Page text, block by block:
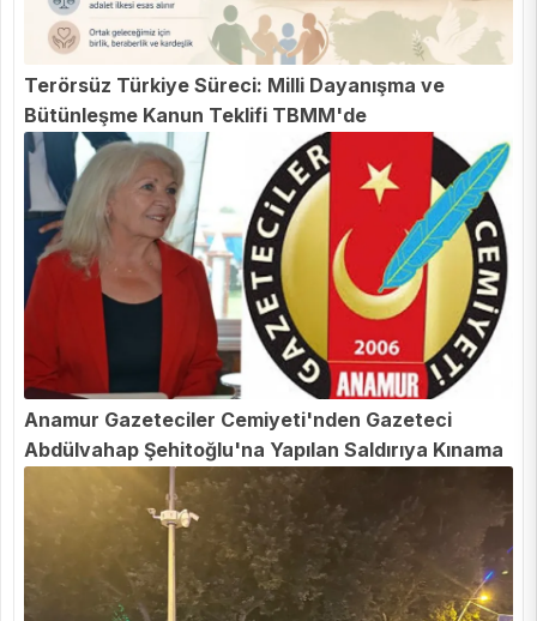
Terörsüz Türkiye Süreci: Milli Dayanışma ve
Bütünleşme Kanun Teklifi TBMM'de
Anamur Gazeteciler Cemiyeti'nden Gazeteci
Abdülvahap Şehitoğlu'na Yapılan Saldırıya Kınama